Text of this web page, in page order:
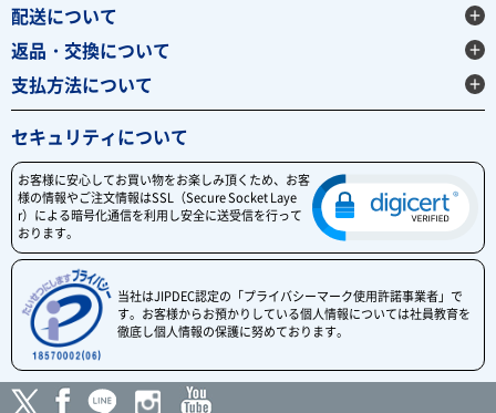
配送について
返品・交換について
支払方法について
セキュリティについて
お客様に安心してお買い物をお楽しみ頂くため、お客
様の情報やご注文情報はSSL（Secure Socket Laye
r）による暗号化通信を利用し安全に送受信を行って
おります。
当社はJIPDEC認定の「プライバシーマーク使用許諾事業者」で
す。お客様からお預かりしている個人情報については社員教育を
徹底し個人情報の保護に努めております。